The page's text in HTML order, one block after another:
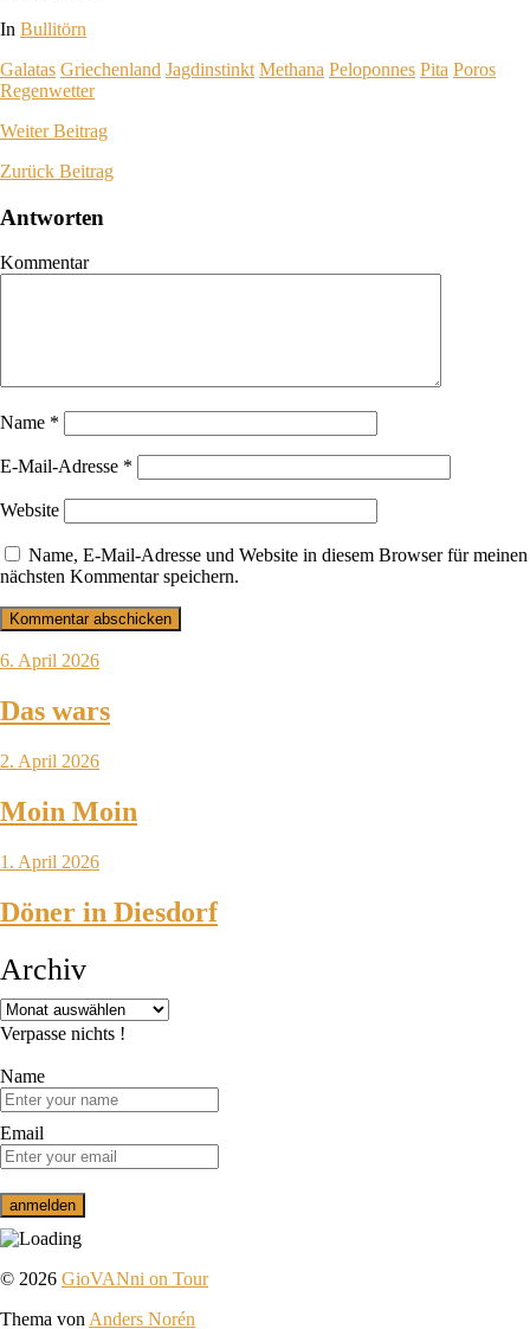
In Bullitörn
Galatas Griechenland Jagdinstinkt Methana Peloponnes Pita Poros
Regenwetter
WeiterBeitrag
Zurück Beitrag
Antworten
Kommentar
Name *
E-Mail-Adresse *
Website
Name, E-Mail-Adresse und Website in diesem Browser für meinen
nächsten Kommentar speichern.
6. April 2026
Das wars
2. April 2026
Moin Moin
1. April 2026
Döner in Diesdorf
Archiv
Verpasse nichts !
Name
Email
© 2026 GioVANni on Tour
Thema von Anders Norén